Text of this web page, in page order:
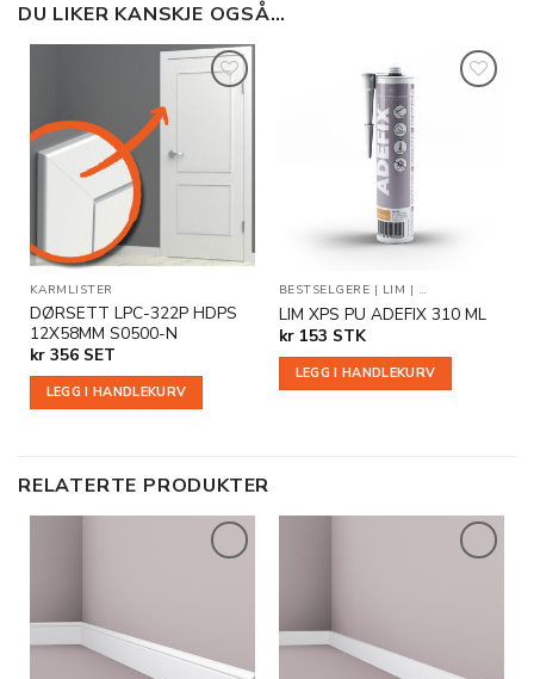
DU LIKER KANSKJE OGSÅ…
ønskeliste
KARMLISTER
DØRSETT LPC-322P HDPS
12X58MM S0500-N
kr356 SET
LEGG I HANDLEKURV
BESTSELGERE | LIM |
LIM XPS PU ADEFIX 310 ML
kr153 STK
LEGG I HANDLEKURV
RELATERTE PRODUKTER